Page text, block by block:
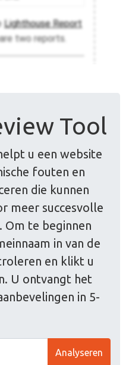
Tool
u een website
fouten en
die kunnen
meer succesvolle
Om te beginnen
in van de
en klikt u
U ontvangt het
in 5-
Analyseren